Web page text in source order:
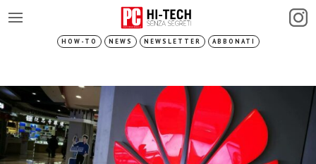
HOW-TO NEWS NEWSLETTER ABBONATI